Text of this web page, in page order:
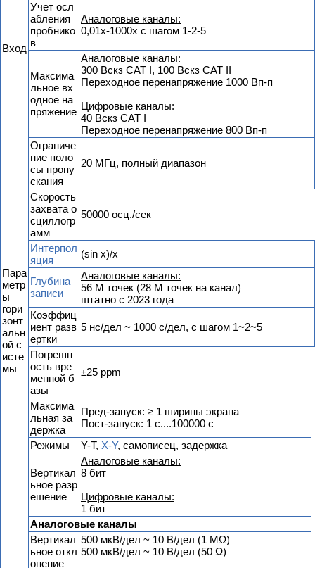
Вход
Учет осл
абления
пробнико
в
Аналоговые каналы:
0,01х-1000х с шагом 1-2-5
Максима
льное вх
одное на
пряжение
Аналоговые каналы:
300 Вскз CAT I, 100 Вскз CAT II
Переходное перенапряжение 1000 Вп-п
Цифровые каналы:
40 Вскз CAT I
Переходное перенапряжение 800 Вп-п
Ограниче
ние поло
сы пропу
скания
20 МГц, полный диапазон
Пара
метр
ы
гори
зонт
альн
ой с
исте
мы
Скорость
захвата о
сциллогр
амм
50000 осц./сек
Интерпол
яция
(sin x)/x
Глубина
записи
Аналоговые каналы:
56 М точек (28 М точек на канал)
штатно с 2023 года
Коэффиц
иент разв
ертки
5 нс/дел ~ 1000 с/дел, с шагом 1~2~5
Погрешн
ость вре
менной б
азы
±25 ppm
Максима
льная за
держка
Пред-запуск: ≥ 1 ширины экрана
Пост-запуск: 1 с....100000 с
Режимы
Y-T, X-Y, самописец, задержка
Вертикал
ьное разр
ешение
Аналоговые каналы:
8 бит
Цифровые каналы:
1 бит
Аналоговые каналы
Вертикал
ьное откл
онение
500 мкВ/дел ~ 10 В/дел (1 MΩ)
500 мкВ/дел ~ 10 В/дел (50 Ω)